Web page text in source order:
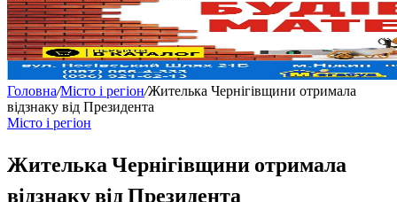
Головна/Місто і регіон/Жителька Чернігівщини отримала
відзнаку від Президента
Місто і регіон
Жителька Чернігівщини отримала
відзнаку від Президента